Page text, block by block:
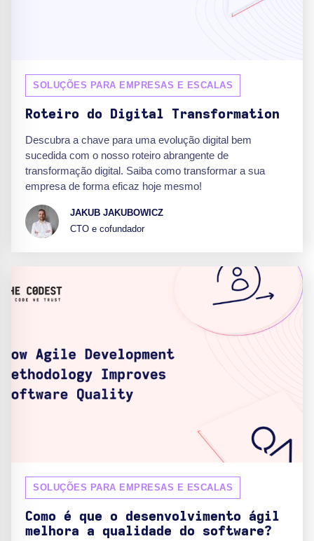
SOLUÇÕES PARA EMPRESAS E ESCALAS
Roteiro do Digital Transformation
Descubra a chave para uma evolução digital bem
sucedida com o nosso roteiro abrangente de
transformação digital. Saiba como transformar a sua
empresa de forma eficaz hoje mesmo!
JAKUB JAKUBOWICZ
CTO e cofundador
SOLUÇÕES PARA EMPRESAS E ESCALAS
Como é que o desenvolvimento ágil
melhora a qualidade do software?